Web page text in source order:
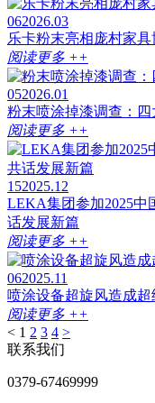
062026.03
乐卡粉末亮相庞村家具
阅读更多 ++
052026.01
粉末喷涂掉漆调查：
阅读更多 ++
152025.12
LEKA集团参加2025中
话发展新篇
阅读更多 ++
062025.11
喷涂设备超旋风造成超
阅读更多 ++
< 1 2 3 4 >
联系我们
0379-67469999